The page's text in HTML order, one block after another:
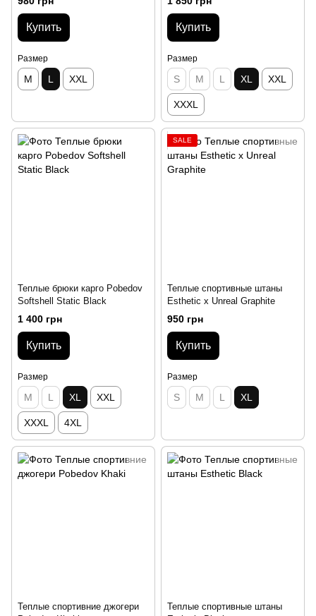
Купить
Размер
M L XXL
Купить
Размер
S M L XL XXL
XXXL
Теплые брюки карго Pobedov
Softshell Static Black
1 400 грн
Купить
Размер
M L XL XXL
XXXL 4XL
SALE
Теплые спортивные штаны
Esthetic x Unreal Graphite
950 грн
Купить
Размер
S M L XL
Теплые спортивние джогери
Теплые спортивные штаны